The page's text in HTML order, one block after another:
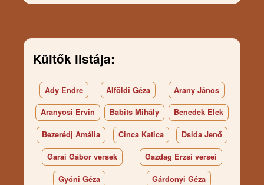
Kültők listája:
Ady Endre Alföldi Géza Arany János
Aranyosi Ervin Babits Mihály Benedek Elek
Bezerédj Amália Cinca Katica Dsida Jenő
Garai Gábor versek Gazdag Erzsi versei
Gyóni Géza Gárdonyi Géza